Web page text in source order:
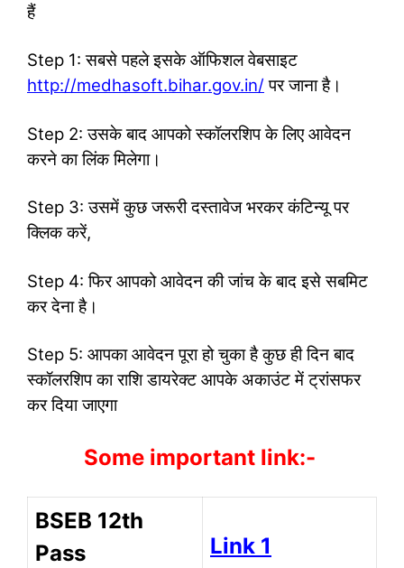
हैं
Step 1: सबसे पहले इसके ऑफिशल वेबसाइट
http://medhasoft.bihar.gov.in/ पर जाना है।
Step 2: उसके बाद आपको स्कॉलरशिप के लिए आवेदन
करने का लिंक मिलेगा।
Step 3: उसमें कुछ जरूरी दस्तावेज भरकर कंटिन्यू पर
क्लिक करें,
Step 4: फिर आपको आवेदन की जांच के बाद इसे सबमिट
कर देना है।
Step 5: आपका आवेदन पूरा हो चुका है कुछ ही दिन बाद
स्कॉलरशिप का राशि डायरेक्ट आपके अकाउंट में ट्रांसफर
कर दिया जाएगा
Some important link:-
BSEB 12th
Pass
Link 1